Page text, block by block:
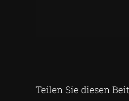
Teilen Sie diesen